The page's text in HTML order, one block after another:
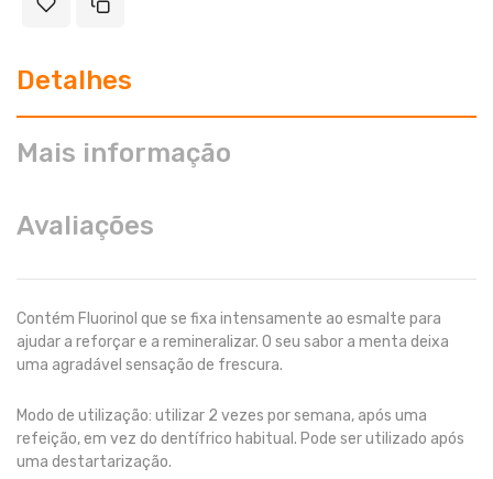
Detalhes
Mais informação
Avaliações
Contém Fluorinol que se fixa intensamente ao esmalte para
ajudar a reforçar e a remineralizar. O seu sabor a menta deixa
uma agradável sensação de frescura.
Modo de utilização: utilizar 2 vezes por semana, após uma
refeição, em vez do dentífrico habitual. Pode ser utilizado após
uma destartarização.